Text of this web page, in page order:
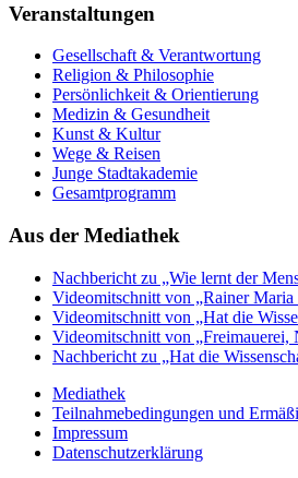
Veranstaltungen
Gesellschaft & Verantwortung
Religion & Philosophie
Persönlichkeit & Orientierung
Medizin & Gesundheit
Kunst & Kultur
Wege & Reisen
Junge Stadtakademie
Gesamtprogramm
Aus der Mediathek
Nachbericht zu „Wie lernt der
Videomitschnitt von „Rainer
Videomitschnitt von „Hat die
Videomitschnitt von „Freimauerei,
Nachbericht zu „Hat die
Mediathek
Teilnahmebedingungen und
Impressum
Datenschutzerklärung